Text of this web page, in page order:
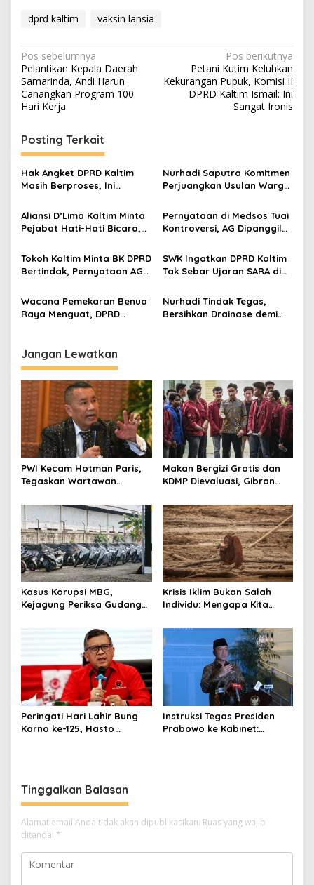
dprd kaltim vaksin lansia
Navigasi
pos
Pos sebelumnya
Pelantikan Kepala Daerah
Samarinda, Andi Harun
Canangkan Program 100
Hari Kerja
Pos berikutnya
Petani Kutim Keluhkan
Kekurangan Pupuk, Komisi II
DPRD Kaltim Ismail: Ini
Sangat Ironis
Posting Terkait
Hak Angket DPRD Kaltim
Masih Berproses, Ini
Baliknya
Nurhadi Saputra Komitmen
Perjuangkan Usulan Warga
Dialog Bersempekat
Aliansi D’Lima Kaltim Minta
Pejabat Hati-Hati Bicara,
Harga Mati
Pernyataan di Medsos Tuai
Kontroversi, AG Dipanggil
Tokoh Kaltim Minta BK DPRD
Bertindak, Pernyataan AG
SARA
SWK Ingatkan DPRD Kaltim
Tak Sebar Ujaran SARA di
Wacana Pemekaran Benua
Raya Menguat, DPRD
Nurhadi Tindak Tegas,
Bersihkan Drainase demi
Jangan Lewatkan
PWI Kecam Hotman Paris,
Tegaskan Wartawan
Makan Bergizi Gratis dan
KDMP Dievaluasi, Gibran
Diperbaiki
Kasus Korupsi MBG,
Kejagung Periksa Gudang
BGN
Krisis Iklim Bukan Salah
Individu: Mengapa Kita
“Tanggung Jawab
Pribadi”?
Peringati Hari Lahir Bung
Karno ke-125, Hasto
Instruksi Tegas Presiden
Prabowo ke Kabinet:
Tinggalkan Balasan
Alamat email Anda tidak akan dipublikasikan. Ruas yang wajib
ditandai *